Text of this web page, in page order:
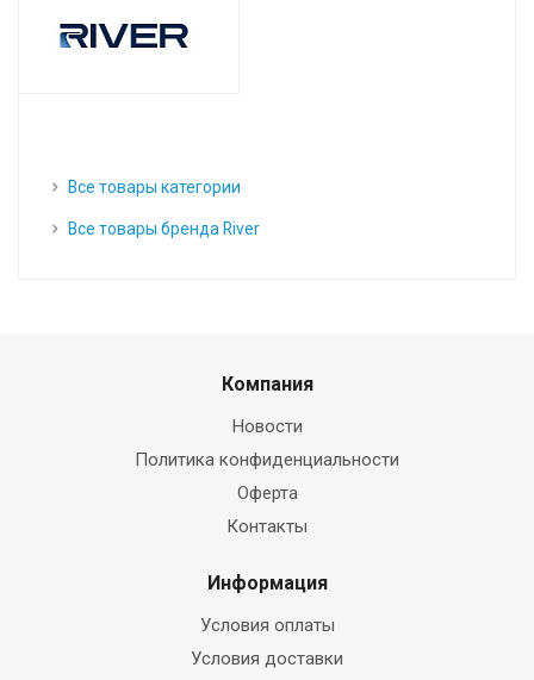
Все товары категории
Все товары бренда River
Компания
Новости
Политика конфиденциальности
Оферта
Контакты
Информация
Условия оплаты
Условия доставки